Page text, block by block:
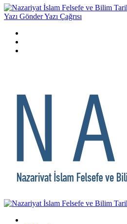
Yazı GönderYazı Çağrısı